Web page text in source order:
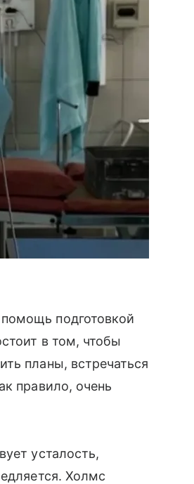
подготовкой
в том, чтобы
планы, встречаться
правило, очень
усталость,
Холмс